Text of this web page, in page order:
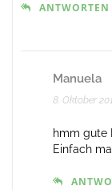
ANTWORTEN
Manuela
8. Oktober
hmm gute
Einfach